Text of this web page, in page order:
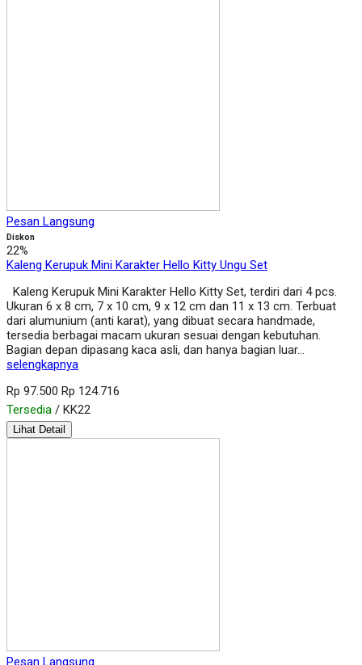
Pesan Langsung
Diskon
22%
Kaleng Kerupuk Mini Karakter Hello Kitty Ungu Set
Kaleng Kerupuk Mini Karakter Hello Kitty Set, terdiri dari 4 pcs.
Ukuran 6 x 8 cm, 7 x 10 cm, 9 x 12 cm dan 11 x 13 cm. Terbuat
dari alumunium (anti karat), yang dibuat secara handmade,
tersedia berbagai macam ukuran sesuai dengan kebutuhan.
Bagian depan dipasang kaca asli, dan hanya bagian luar…
selengkapnya
Rp 97.500 Rp 124.716
Tersedia / KK22
Lihat Detail
Pesan Langsung